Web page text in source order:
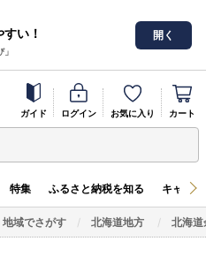
い！
開く
ガイド ログイン お気に入り カート
特集 ふるさと納税を知る キャン
地域でさがす 北海道地方 北海道